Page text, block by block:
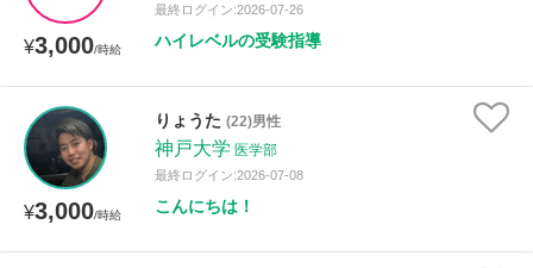
¥3,000/時給
最終ログイン:2026-07-26
ハイレベルの受験指導
¥3,000/時給
りょうた (22)男性
神戸大学 医学部
最終ログイン:2026-07-08
こんにちは！
年齢：18-101歳
性別